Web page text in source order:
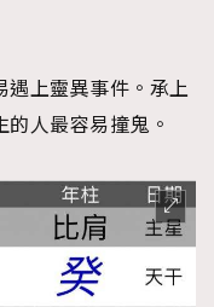
遇上靈異事件。承上
人最容易撞鬼。